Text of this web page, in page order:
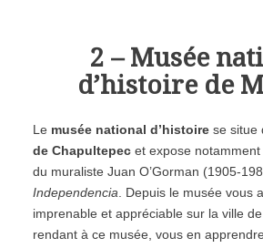
2 – Musée
d’histoire de
Le musée national d’histoirese situe
de Chapultepecet expose
du muraliste Juan O’Gorman (1905-
Independencia . Depuis le musée vous
imprenable et appréciable sur la ville
rendant à ce musée, vous en